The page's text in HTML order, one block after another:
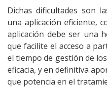
Dichas dificultades son
una aplicación eficiente,
aplicación debe ser una
que facilite el acceso a
el tiempo de gestión de
eficacia, y en definitiva
que potencia en el